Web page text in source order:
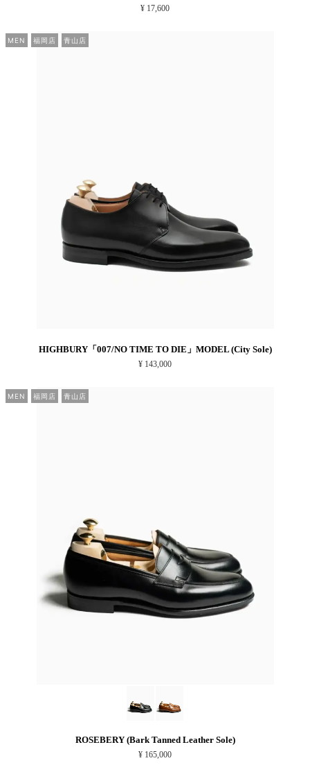
¥ 17,600
MEN 福岡店 青山店
HIGHBURY「007/NO TIME TO DIE」MODEL (City Sole)
¥ 143,000
MEN 福岡店 青山店
ROSEBERY (Bark Tanned Leather Sole)
¥ 165,000